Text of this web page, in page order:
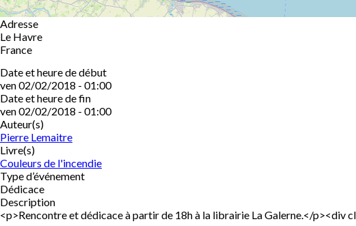
Adresse
Le Havre
France
Date et heure de début
ven 02/02/2018 - 01:00
Date et heure de fin
ven 02/02/2018 - 01:00
Auteur(s)
Pierre Lemaitre
Livre(s)
Couleurs de l'incendie
Type d’événement
Dédicace
Description
<p>Rencontre et dédicace à partir de 18h à la librairie La Galerne.</